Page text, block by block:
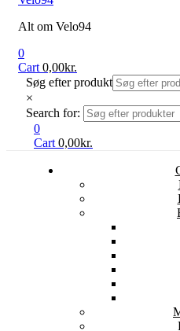
Alt om Velo94
0
Cart 0,00kr.
Søg efter produkt
×
Search for:
0
Cart 0,00kr.